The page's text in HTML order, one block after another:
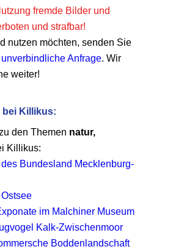
fremde Bilder und
und strafbar!
nutzen möchten, senden Sie
unverbindliche Anfrage. Wir
weiter!
bei Killikus:
den Themen natur,
Killikus:
Bundesland Mecklenburg-
im Malchiner Museum
Kalk-Zwischenmoor
Boddenlandschaft